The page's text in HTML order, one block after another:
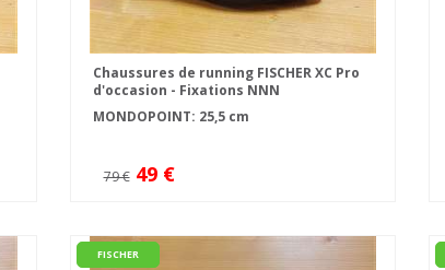
Chaussures de running FISCHER XC Pro
d'occasion - Fixations NNN
MONDOPOINT: 25,5 cm
79 € 49 €
FISCHER